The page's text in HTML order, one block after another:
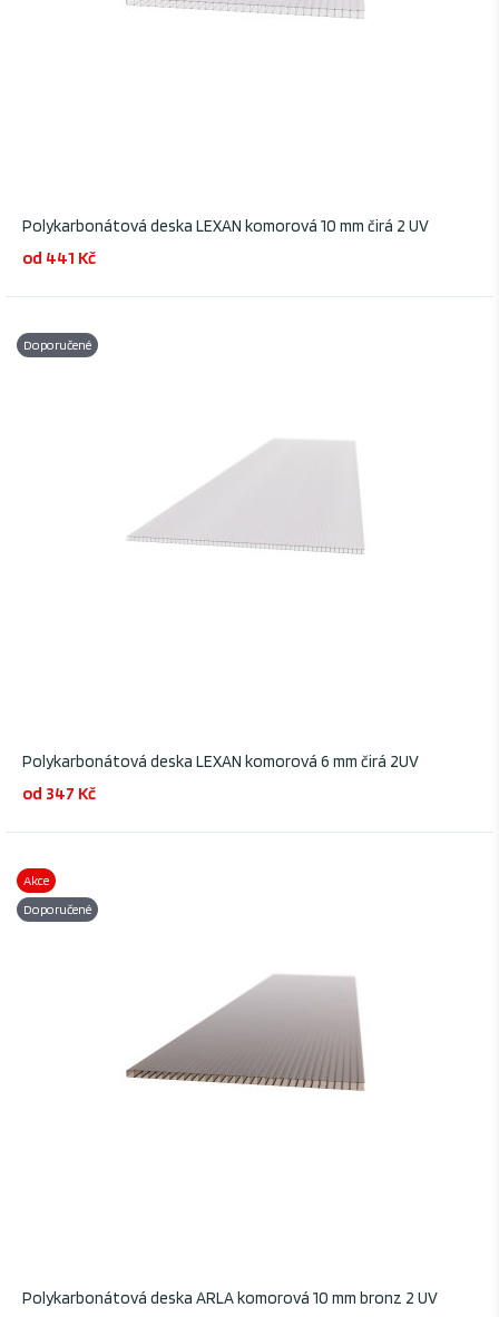
Polykarbonátová deska LEXAN komorová 10 mm čirá 2 UV
od 441 Kč
Doporučené
Polykarbonátová deska LEXAN komorová 6 mm čirá 2UV
od 347 Kč
Akce
Doporučené
Polykarbonátová deska ARLA komorová 10 mm bronz 2 UV